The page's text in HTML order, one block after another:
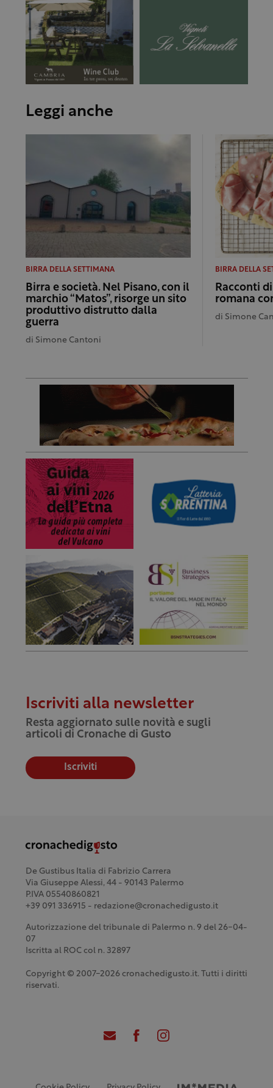
Leggi anche
BIRRA DELLA SETTIMANA
Birra e società. Nel Pisano, con il
marchio “Matos”, risorge un sito
produttivo distrutto dalla
guerra
di Simone Cantoni
BIRRA DELLA
Racconti
romana
di Simone
Iscriviti alla newsletter
Resta aggiornato sulle novità e sugli
articoli di Cronache di Gusto
Iscriviti
De Gustibus Italia di Fabrizio Carrera
Via Giuseppe Alessi, 44 - 90143 Palermo
P.IVA 05540860821
+39 091 336915 - redazione@cronachedigusto.it
Autorizzazione del tribunale di Palermo n. 9 del 26-04-
07
Iscritta al ROC col n. 32897
Copyright © 2007-2026 cronachedigusto.it. Tutti i diritti
riservati.